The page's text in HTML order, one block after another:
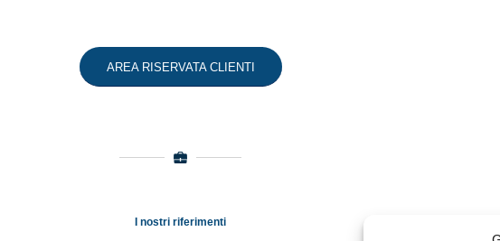
AREA RISERVATA CLIENTI
I nostri riferimenti